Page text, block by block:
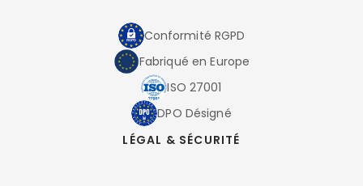
Conformité RGPD
Fabriqué en Europe
ISO 27001
DPO Désigné
LÉGAL & SÉCURITÉ